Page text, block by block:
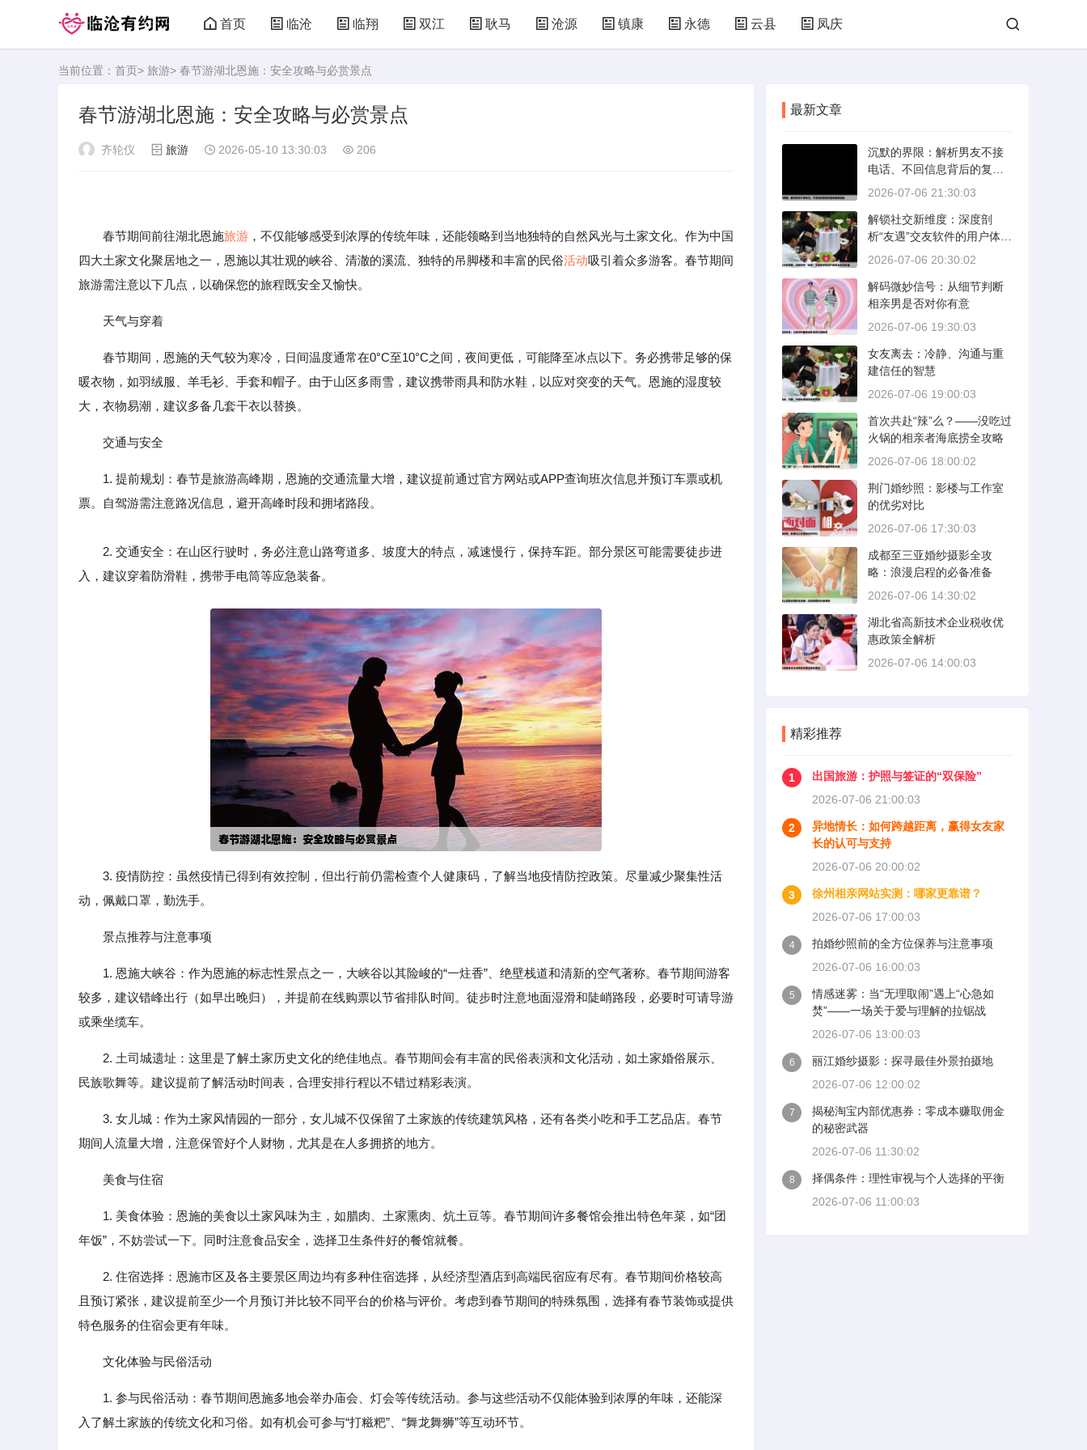
首页 临沧 临翔 双江 耿马 沧源 镇康 永德 云县 凤庆
当前位置： 首页> 旅游> 春节游湖北恩施：安全攻略与必赏景点
春节游湖北恩施：安全攻略与必赏景点
齐轮仪 旅游 2026-05-10 13:30:03 206
春节期间前往湖北恩施旅游 ，不仅能够感受到浓厚的传统年味，还能领略到当地独特的自然风光与土家文化。作为中国
四大土家文化聚居地之一，恩施以其壮观的峡谷、清澈的溪流、独特的吊脚楼和丰富的民俗活动吸引着众多游客。春节期间
旅游需注意以下几点，以确保您的旅程既安全又愉快。
天气与穿着
春节期间，恩施的天气较为寒冷，日间温度通常在0°C至10°C之间，夜间更低，可能降至冰点以下。务必携带足够的保
暖衣物，如羽绒服、羊毛衫、手套和帽子。由于山区多雨雪，建议携带雨具和防水鞋，以应对突变的天气。恩施的湿度较
大，衣物易潮，建议多备几套干衣以替换。
交通与安全
1. 提前规划：春节是旅游高峰期，恩施的交通流量大增，建议提前通过官方网站或APP查询班次信息并预订车票或机
票。自驾游需注意路况信息，避开高峰时段和拥堵路段。
2. 交通安全：在山区行驶时，务必注意山路弯道多、坡度大的特点，减速慢行，保持车距。部分景区可能需要徒步进
入，建议穿着防滑鞋，携带手电筒等应急装备。
3. 疫情防控：虽然疫情已得到有效控制，但出行前仍需检查个人健康码，了解当地疫情防控政策。尽量减少聚集性活
动，佩戴口罩，勤洗手。
景点推荐与注意事项
1. 恩施大峡谷：作为恩施的标志性景点之一，大峡谷以其险峻的“一炷香”、绝壁栈道和清新的空气著称。春节期间游客
较多，建议错峰出行（如早出晚归），并提前在线购票以节省排队时间。徒步时注意地面湿滑和陡峭路段，必要时可请导游
或乘坐缆车。
2. 土司城遗址：这里是了解土家历史文化的绝佳地点。春节期间会有丰富的民俗表演和文化活动，如土家婚俗展示、
民族歌舞等。建议提前了解活动时间表，合理安排行程以不错过精彩表演。
3. 女儿城：作为土家风情园的一部分，女儿城不仅保留了土家族的传统建筑风格，还有各类小吃和手工艺品店。春节
期间人流量大增，注意保管好个人财物，尤其是在人多拥挤的地方。
美食与住宿
1. 美食体验：恩施的美食以土家风味为主，如腊肉、土家熏肉、炕土豆等。春节期间许多餐馆会推出特色年菜，如“团
年饭”，不妨尝试一下。同时注意食品安全，选择卫生条件好的餐馆就餐。
2. 住宿选择：恩施市区及各主要景区周边均有多种住宿选择，从经济型酒店到高端民宿应有尽有。春节期间价格较高
且预订紧张，建议提前至少一个月预订并比较不同平台的价格与评价。考虑到春节期间的特殊氛围，选择有春节装饰或提供
特色服务的住宿会更有年味。
文化体验与民俗活动
1. 参与民俗活动：春节期间恩施多地会举办庙会、灯会等传统活动。参与这些活动不仅能体验到浓厚的年味，还能深
入了解土家族的传统文化和习俗。如有机会可参与“打糍粑”、“舞龙舞狮”等互动环节。
最新文章
沉默的界限：解析男友不接
电话、不回信息背后的复杂
情感动态
2026-07-06 21:30:03
解锁社交新维度：深度剖
析“友遇”交友软件的用户体验
与社交价值
2026-07-06 20:30:02
解码微妙信号：从细节判断
相亲男是否对你有意
2026-07-06 19:30:03
女友离去：冷静、沟通与重
建信任的智慧
2026-07-06 19:00:03
首次共赴“辣”么？——没吃过
火锅的相亲者海底捞全攻略
2026-07-06 18:00:02
荆门婚纱照：影楼与工作室
的优劣对比
2026-07-06 17:30:03
成都至三亚婚纱摄影全攻
略：浪漫启程的必备准备
2026-07-06 14:30:02
湖北省高新技术企业税收优
惠政策全解析
2026-07-06 14:00:03
精彩推荐
1
出国旅游：护照与签证的“双保险”
2026-07-06 21:00:03
2
异地情长：如何跨越距离，赢得女友家
长的认可与支持
2026-07-06 20:00:02
3
徐州相亲网站实测：哪家更靠谱？
2026-07-06 17:00:03
4
拍婚纱照前的全方位保养与注意事项
2026-07-06 16:00:03
5
情感迷雾：当“无理取闹”遇上“心急如
焚”——一场关于爱与理解的拉锯战
2026-07-06 13:00:03
6
丽江婚纱摄影：探寻最佳外景拍摄地
2026-07-06 12:00:02
7
揭秘淘宝内部优惠券：零成本赚取佣金
的秘密武器
2026-07-06 11:30:02
8
择偶条件：理性审视与个人选择的平衡
2026-07-06 11:00:03